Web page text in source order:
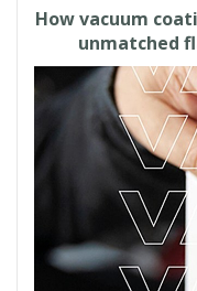
How vacuum
unmatched